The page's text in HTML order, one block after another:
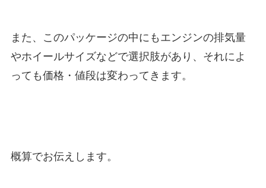
また、このパッケージの中にもエンジンの排気量
やホイールサイズなどで選択肢があり、それによ
っても価格・値段は変わってきます。
概算でお伝えします。